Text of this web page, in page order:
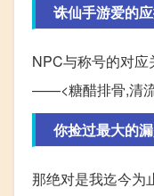
诛仙手游爱的
NPC与称号的对
——<糖醋排骨,清流
你捡过最大的
那绝对是我迄今为